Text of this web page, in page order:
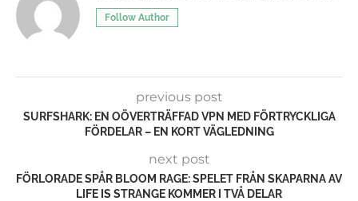
Follow Author
previous post
SURFSHARK: EN OÖVERTRÄFFAD VPN MED FÖRTRYCKLIGA
FÖRDELAR – EN KORT VÄGLEDNING
next post
FÖRLORADE SPÅR BLOOM RAGE: SPELET FRÅN SKAPARNA AV
LIFE IS STRANGE KOMMER I TVÅ DELAR